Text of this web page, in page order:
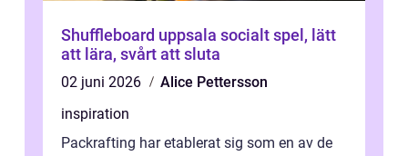
Shuffleboard uppsala socialt spel, lätt
att lära, svårt att sluta
02 juni 2026
Alice Pettersson
inspiration
Packrafting har etablerat sig som en av de